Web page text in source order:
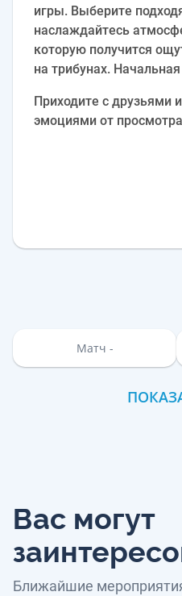
игры. Выберите
наслаждайтесь
которую получится
на трибунах.
Приходите с друзьями
эмоциями от
Матч -
Вас могут
Ближайшие